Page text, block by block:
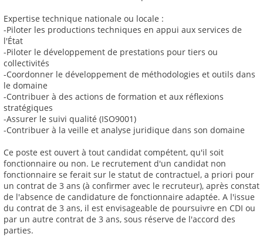
Expertise technique nationale ou locale :
-Piloter les productions techniques en appui aux services de
l'État
-Piloter le développement de prestations pour tiers ou
collectivités
-Coordonner le développement de méthodologies et outils dans
le domaine
-Contribuer à des actions de formation et aux réflexions
stratégiques
-Assurer le suivi qualité (ISO9001)
-Contribuer à la veille et analyse juridique dans son domaine
Ce poste est ouvert à tout candidat compétent, qu'il soit
fonctionnaire ou non. Le recrutement d'un candidat non
fonctionnaire se ferait sur le statut de contractuel, a priori pour
un contrat de 3 ans (à confirmer avec le recruteur), après constat
de l'absence de candidature de fonctionnaire adaptée. A l'issue
du contrat de 3 ans, il est envisageable de poursuivre en CDI ou
par un autre contrat de 3 ans, sous réserve de l'accord des
parties.